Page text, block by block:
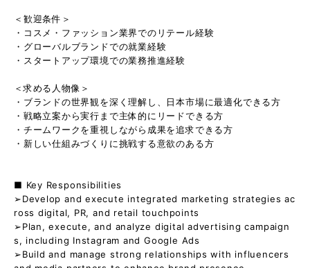
＜歓迎条件＞
・コスメ・ファッション業界でのリテール経験
・グローバルブランドでの就業経験
・スタートアップ環境での業務推進経験
＜求める人物像＞
・ブランドの世界観を深く理解し、日本市場に最適化できる方
・戦略立案から実行まで主体的にリードできる方
・チームワークを重視しながら成果を追求できる方
・新しい仕組みづくりに挑戦する意欲のある方
■ Key Responsibilities
➢Develop and execute integrated marketing strategies ac
ross digital, PR, and retail touchpoints
➢Plan, execute, and analyze digital advertising campaign
s, including Instagram and Google Ads
➢Build and manage strong relationships with influencers